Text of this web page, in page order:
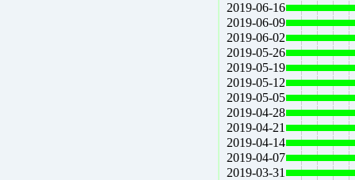
2019-06-16
2019-06-09
2019-06-02
2019-05-26
2019-05-19
2019-05-12
2019-05-05
2019-04-28
2019-04-21
2019-04-14
2019-04-07
2019-03-31